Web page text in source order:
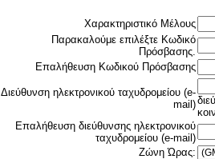
Χαρακτηριστικό Μέλους
Παρακαλούμε επιλέξτε Κωδικό
Πρόσβασης.
Επαλήθευση Κωδικού Πρόσβασης
Διεύθυνση ηλεκτρονικού ταχυδρομείου (e-
mail)
Επαλήθευση διεύθυνσης ηλεκτρονικού
ταχυδρομείου (e-mail)
Ζώνη Ώρας: